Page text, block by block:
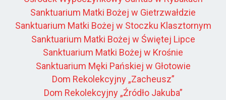
Sanktuarium Matki Bożej w Gietrzwałdzie
Sanktuarium Matki Bożej w Stoczku Klasztornym
Sanktuarium Matki Bożej w Świętej Lipce
Sanktuarium Matki Bożej w Krośnie
Sanktuarium Męki Pańskiej w Głotowie
Dom Rekolekcyjny „Zacheusz”
Dom Rekolekcyjny „Źródło Jakuba”